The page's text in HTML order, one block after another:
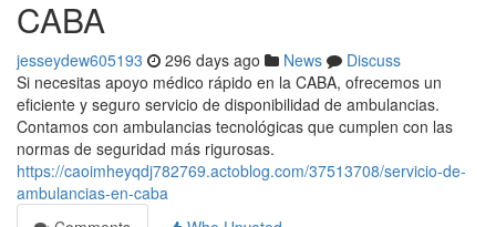
CABA
jesseydew605193 296 days ago News
Discuss
Si necesitas apoyo médico rápido en la CABA, ofrecemos un
eficiente y seguro servicio de disponibilidad de ambulancias.
Contamos con ambulancias tecnológicas que cumplen con las
normas de seguridad más rigurosas.
https://caoimheyqdj782769.actoblog.com/37513708/servicio-de-
ambulancias-en-caba